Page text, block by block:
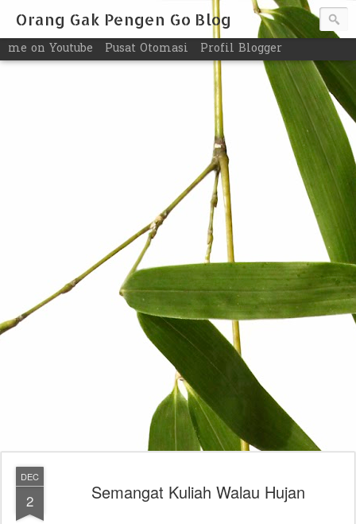
Orang Gak Pengen Go Blog
me on Youtube Pusat Otomasi Profil Blogger
DEC
2 Semangat Kuliah Walau Hujan